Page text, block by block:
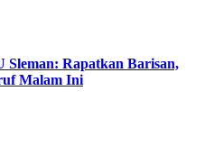
Rapatkan Barisan,
Malam Ini